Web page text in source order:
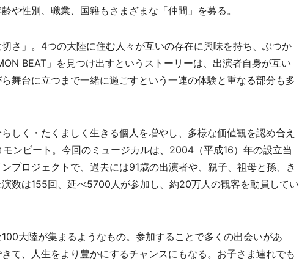
や性別、職業、国籍もさまざまな「仲間」を募る。
さ」。4つの大陸に住む人々が互いの存在に興味を持ち、ぶつか
BEAT」を見つけ出すというストーリーは、出演者自身が互い
舞台に立つまで一緒に過ごすという一連の体験と重なる部分も多
しく・たくましく生きる個人を増やし、多様な価値観を認め合え
ンビート。今回のミュージカルは、2004（平成16）年の設立当
プロジェクトで、過去には91歳の出演者や、親子、祖母と孫、き
数は155回、延べ5700人が参加し、約20万人の観客を動員してい
大陸が集まるようなもの。参加することで多くの出会いがあ
て、人生をより豊かにするチャンスにもなる。お子さま連れでも